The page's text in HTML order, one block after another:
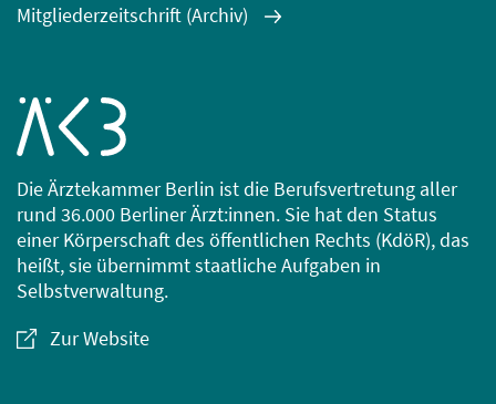
Mitgliederzeitschrift (Archiv)
Die Ärztekammer Berlin ist die Berufsvertretung aller
rund 36.000 Berliner Ärzt:innen. Sie hat den Status
einer Körperschaft des öffentlichen Rechts (KdöR), das
heißt, sie übernimmt staatliche Aufgaben in
Selbstverwaltung.
Zur Website